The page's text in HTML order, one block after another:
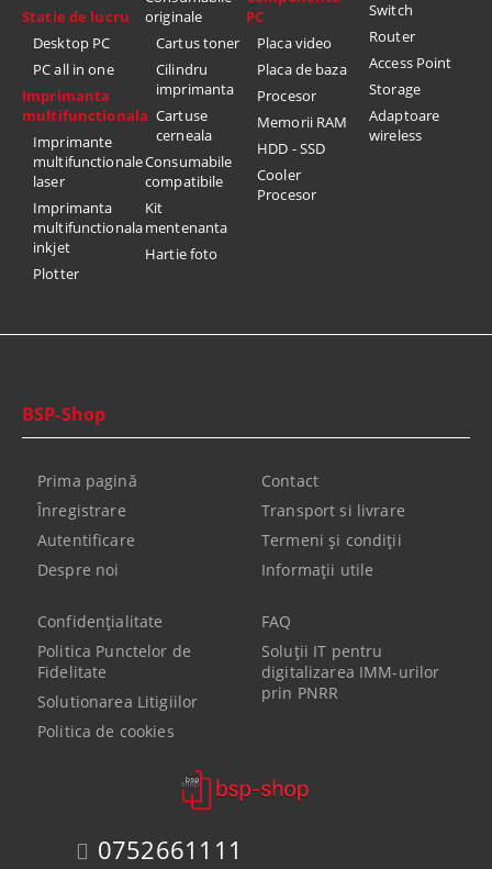
Statie de lucru
Desktop PC
PC all in one
Imprimanta
multifunctionala
Imprimante
multifunctionale
laser
Imprimanta
multifunctionala
inkjet
Plotter
originale
Cartus toner
Cilindru
imprimanta
Cartuse
cerneala
Consumabile
compatibile
Kit
mentenanta
Hartie foto
PC
Placa video
Placa de baza
Procesor
Memorii RAM
HDD - SSD
Cooler
Procesor
Switch
Router
Access Point
Storage
Adaptoare
wireless
0752661111
BSP-Shop
Prima pagină
Înregistrare
Autentificare
Despre noi
Contact
Transport si livrare
Termeni şi condiţii
Informaţii utile
Confidenţialitate
Politica Punctelor de
Fidelitate
Solutionarea Litigiilor
Politica de cookies
FAQ
Soluții IT pentru
digitalizarea IMM-urilor
prin PNRR